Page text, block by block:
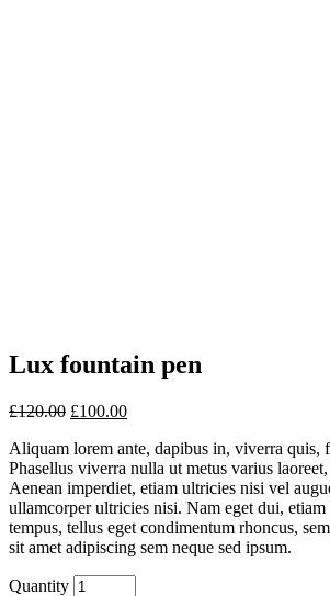
Lux fountain pen
£120.00 £100.00
Aliquam lorem ante, dapibus in, viverra quis,
Phasellus viverra nulla ut metus varius
Aenean imperdiet, etiam ultricies nisi vel
ullamcorper ultricies nisi. Nam eget dui, etiam
tempus, tellus eget condimentum rhoncus,
sit amet adipiscing sem neque sed ipsum.
Quantity